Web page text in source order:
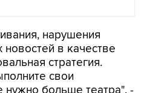
нарушения
в качестве
стратегия.
свои